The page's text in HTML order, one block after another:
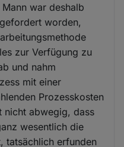
war deshalb
worden,
zur Verfügung zu
und nahm
mit einer
Prozesskosten
nicht abwegig, dass
wesentlich die
tatsächlich erfunden